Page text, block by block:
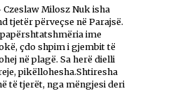
Milosz Nuk isha
tjetër përveçse në Parajsë.
ime
çdo shpim i gjembit të
në plagë. Sa herë dielli
pikëllohesha.Shtiresha
të tjerët, nga mëngjesi deri